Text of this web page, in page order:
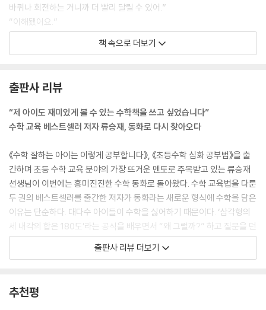
바퀴나 회전하는 거니까 더 빨리 달릴 수 있어.”
“이해됐어요.”
신주성이 자신에 찬 목소리로 말했다.
“좋아. 그럼 두 자전거 중에서 어떤 자전거를 탔을 때 저기 저 오르막을 힘
신주성은 잠시 골똘히 생각에 잠겼다가 손을 들었다.
“저요!”
“아니, 답을 말할 필요는 없어. 너희 둘이 지금 1, 2번 자전거 중에서 힘을
덜 들이고 오르막을 오를 수 있는 자전거를 고른 뒤 직접 저 오르막을 올라
가 보는 거야.”
--- 「수학의 발견」 중에서
“어! 누가바다. 할아버지! 저 여기 적힌 누가바 알아요.”
약방 서랍을 살펴보던 경하에게 모두의 시선이 집중되었다. 각각의 서랍에
는 용어들이 적혀 있었는데 그중에서 경하 눈에 아는 게 들어온 모양이었
다.
“어디 보자, ‘동수누가’(同數累加)를 말하는 거로구나.”
할아버지가 경하에게 다가가며 말했다.
“큭큭, 누가바는 도둑들이 싫어한다는 아이스크림 이름 아니야?”
책 속으로 더보기
출판사 리뷰
“제 아이도 재미있게 볼 수 있는 수학책을 쓰고 싶었습니다”
수학 교육 베스트셀러 저자 류승재, 동화로 다시 찾아오다
《수학 잘하는 아이는 이렇게 공부합니다》, 《초등수학 심화 공부법》을 출
간하며 초등 수학 교육 분야의 가장 뜨거운 멘토로 주목받고 있는 류승재
선생님이 이번에는 흥미진진한 수학 동화로 돌아왔다. 수학 교육법을 다룬
두 권의 베스트셀러를 출간한 저자가 동화라는 새로운 형식에 수학을 담은
이유는 단순하다. 대다수 아이들이 수학을 싫어하기 때문이다. ‘삼각형의
세 내각의 합은 180도’라는 공식을 배우면서 “왜 그럴까?” 하고 질문을 던
지며 그 원리를 탐구해야 수학이 재미있는데, 입시 위주의 교육 현실은 그
저 공식을 빠르게 외우도록 유도한다. 수많은 공식을 수동적으로 암기하고
모른다.
출판사 리뷰 더보기
추천평